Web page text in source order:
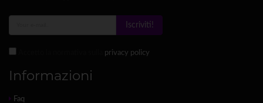
Iscriviti!
privacy policy
Informazioni
Faq